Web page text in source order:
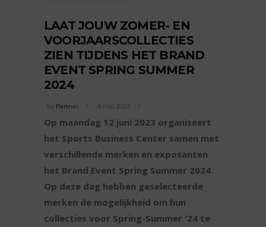
LAAT JOUW ZOMER- EN
VOORJAARSCOLLECTIES
ZIEN TIJDENS HET BRAND
EVENT SPRING SUMMER
2024
by Partner 4 mei 2023
Op maandag 12 juni 2023 organiseert
het Sports Business Center samen met
verschillende merken en exposanten
het Brand Event Spring Summer 2024.
Op deze dag hebben geselecteerde
merken de mogelijkheid om hun
collecties voor Spring-Summer '24 te